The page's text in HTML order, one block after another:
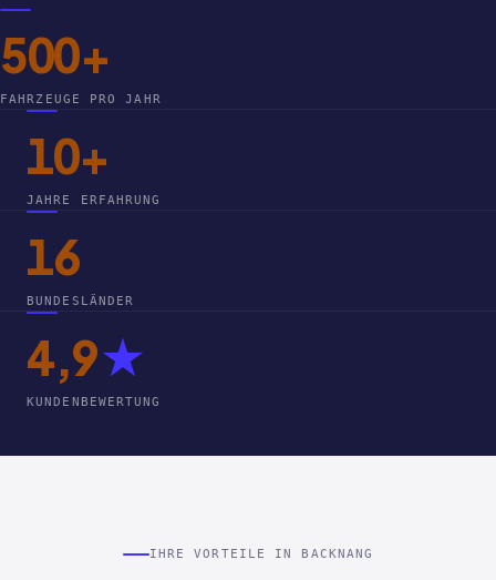
500+
FAHRZEUGE PRO JAHR
10+
JAHRE ERFAHRUNG
16
BUNDESLÄNDER
4,9★
KUNDENBEWERTUNG
IHRE VORTEILE IN BACKNANG